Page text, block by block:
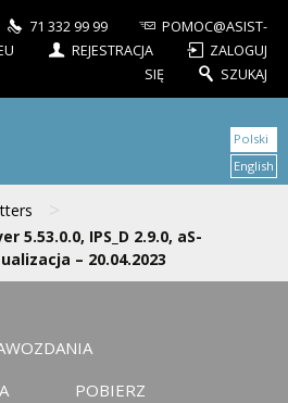
71 332 99 99
POMOC@ASIST-
REJESTRACJA
ZALOGUJ
SIĘ
SZUKAJ
>
5.53.0.0, IPS_D 2.9.0, aS-
– 20.04.2023
Polski
English
POBIERZ